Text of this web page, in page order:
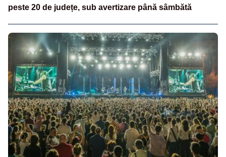
peste 20 de județe, sub avertizare până sâmbătă